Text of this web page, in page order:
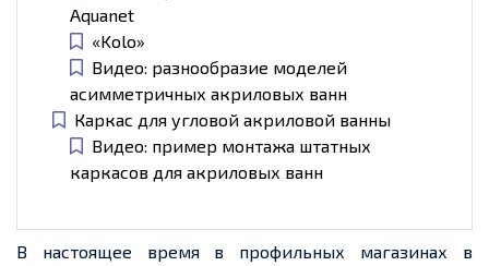
Aquanet
«Kolo»
Видео: разнообразие моделей
асимметричных акриловых ванн
Каркас для угловой акриловой ванны
Видео: пример монтажа штатных
каркасов для акриловых ванн
В настоящее время в профильных магазинах в